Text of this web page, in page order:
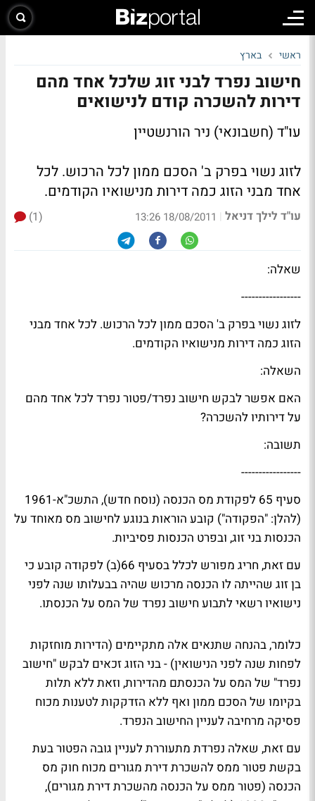
ראשי בארץ
חישוב נפרד לבני זוג שלכל אחד מהם
דירות להשכרה קודם לנישואים
עו"ד (חשבונאי) ניר הורנשטיין
לזוג נשוי בפרק ב' הסכם ממון לכל הרכוש. לכל
אחד מבני הזוג כמה דירות מנישואיו הקודמים.
עו"ד לילך דניאל |
18/08/2011 13:26
(1)
שאלה:
-----------------
לזוג נשוי בפרק ב' הסכם ממון לכל הרכוש. לכל אחד מבני
הזוג כמה דירות מנישואיו הקודמים.
השאלה:
האם אפשר לבקש חישוב נפרד/פטור נפרד לכל אחד מהם
על דירותיו להשכרה?
תשובה:
-----------------
סעיף 65 לפקודת מס הכנסה (נוסח חדש), התשכ"א-1961
(להלן: "הפקודה") קובע הוראות בנוגע לחישוב מס מאוחד על
הכנסות בני זוג, ובפרט הכנסות פסיביות.
עם זאת, חריג מפורש לכלל בסעיף 66(ב) לפקודה קובע כי
בן זוג שהייתה לו הכנסה מרכוש שהיה בבעלותו שנה לפני
נישואיו רשאי לתבוע חישוב נפרד של המס על הכנסתו.
כלומר, בהנחה שתנאים אלה מתקיימים (הדירות מוחזקות
לפחות שנה לפני הנישואין) - בני הזוג זכאים לבקש "חישוב
נפרד" של המס על הכנסתם מהדירות, וזאת ללא תלות
בקיומו של הסכם ממון ואף ללא הזדקקות לטענות מכוח
פסיקה מרחיבה לעניין החישוב הנפרד.
עם זאת, שאלה נפרדת מתעוררת לעניין גובה הפטור בעת
בקשת פטור ממס להשכרת דירת מגורים מכוח חוק מס
הכנסה (פטור ממס על הכנסה מהשכרת דירת מגורים),